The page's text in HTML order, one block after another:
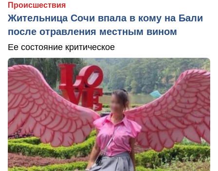
Происшествия
Жительница Сочи впала в кому на Бали
после отравления местным вином
Ее состояние критическое